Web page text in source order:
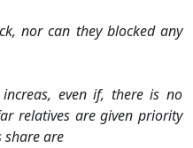
nor can they blocked any
even if, there is no
relatives are given priority
share are